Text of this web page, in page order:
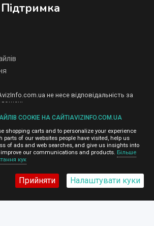
не несе відповідальність за
інформацію зареєстрованих користувачів
особам. Ми не відповідаємо за правила
на які посилається AvizInfo.com.ua. На
сайту представлена реклама Google
Щоб дізнатися детальніше про
Google
COOKIE НА САЙТІAVIZINFO.COM.UA
shopping carts and to personalize your experience
parts of our websites people have visited, help us
of ads and web searches, and give us insights into
our communications and products. Більше
кук
Прийняти Налаштувати куки